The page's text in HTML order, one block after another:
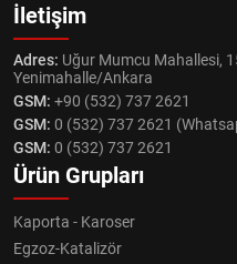
İletişim
Adres: Uğur Mumcu Mahallesi,
Yenimahalle/Ankara
GSM: +90 (532) 737 2621
GSM: 0 (532) 737 2621
GSM: 0 (532) 737 2621
Ürün Grupları
Kaporta - Karoser
Egzoz-Katalizör